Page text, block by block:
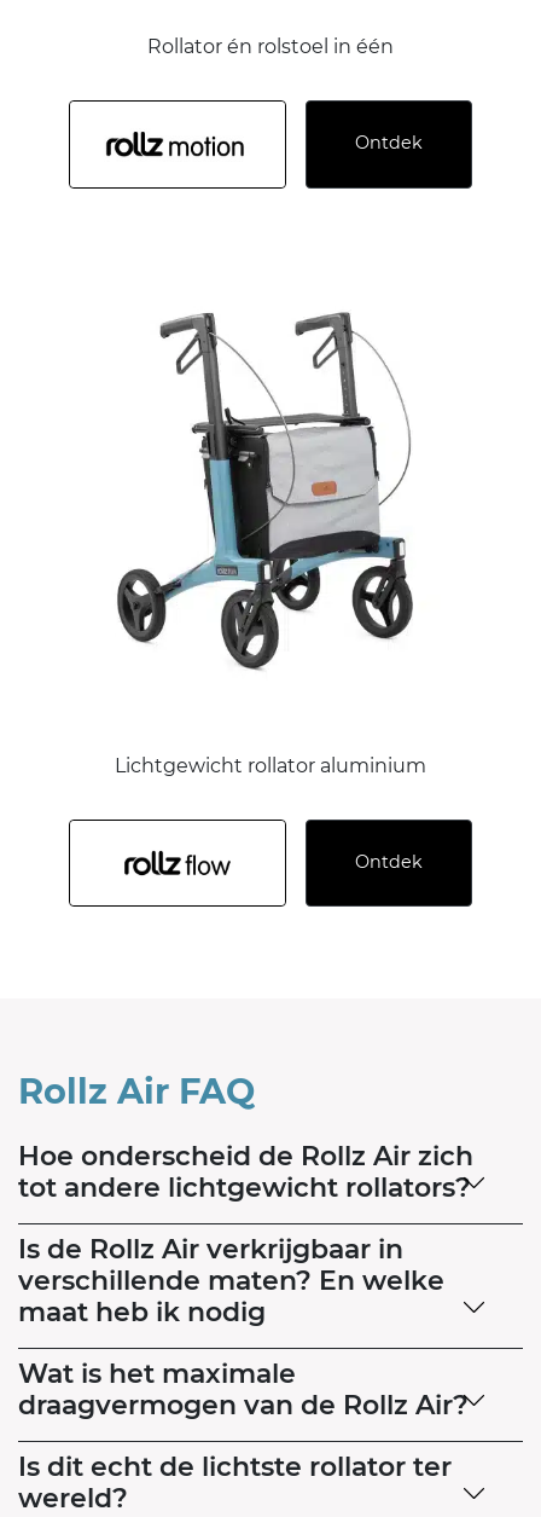
Rollator én rolstoel in één
Ontdek
Lichtgewicht rollator aluminium
Ontdek
Rollz Air FAQ
Hoe onderscheid de Rollz Air zich
tot andere lichtgewicht rollators?
Is de Rollz Air verkrijgbaar in
verschillende maten? En welke
maat heb ik nodig
Wat is het maximale
draagvermogen van de Rollz Air?
Is dit echt de lichtste rollator ter
wereld?